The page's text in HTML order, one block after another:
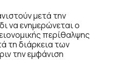
μετά την
να ενημερώνεται ο
περίθαλψης
τη διάρκεια των
την εμφάνιση